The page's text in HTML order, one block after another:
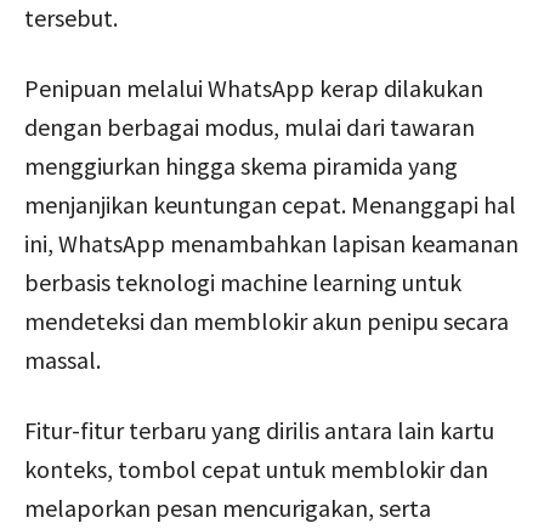
tersebut.
Penipuan melalui WhatsApp kerap dilakukan
dengan berbagai modus, mulai dari tawaran
menggiurkan hingga skema piramida yang
menjanjikan keuntungan cepat. Menanggapi hal
ini, WhatsApp menambahkan lapisan keamanan
berbasis teknologi machine learning untuk
mendeteksi dan memblokir akun penipu secara
massal.
Fitur-fitur terbaru yang dirilis antara lain kartu
konteks, tombol cepat untuk memblokir dan
melaporkan pesan mencurigakan, serta